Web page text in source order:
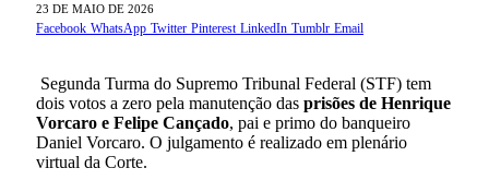
23 DE MAIO DE 2026
Facebook WhatsApp Twitter Pinterest LinkedIn Tumblr Email
Segunda Turma do Supremo Tribunal Federal (STF) tem
dois votos a zero pela manutenção das prisões de Henrique
Vorcaro e Felipe Cançado, pai e primo do banqueiro
Daniel Vorcaro. O julgamento é realizado em plenário
virtual da Corte.